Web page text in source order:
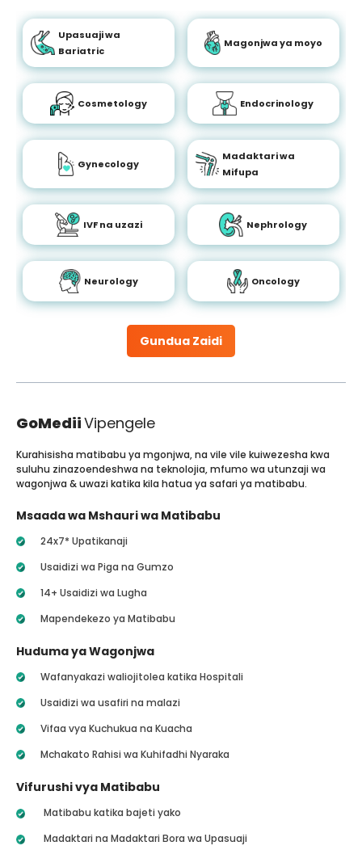
Gundua Zaidi
Upasuaji wa
Bariatric
Magonjwa ya moyo
Cosmetology Endocrinology
Gynecology
Madaktari wa
Mifupa
IVF na uzazi Nephrology
Neurology Oncology
GoMediiVipengele
Kurahisisha matibabu ya mgonjwa, na vile vile kuiwezesha kwa
suluhu zinazoendeshwa na teknolojia, mfumo wa utunzaji wa
wagonjwa & uwazi katika kila hatua ya safari ya matibabu.
Msaada wa Mshauri wa Matibabu
24x7* Upatikanaji
Usaidizi wa Piga na Gumzo
14+ Usaidizi wa Lugha
Mapendekezo ya Matibabu
Huduma ya Wagonjwa
Wafanyakazi waliojitolea katika Hospitali
Usaidizi wa usafiri na malazi
Vifaa vya Kuchukua na Kuacha
Mchakato Rahisi wa Kuhifadhi Nyaraka
Vifurushi vya Matibabu
Matibabu katika bajeti yako
Madaktari na Madaktari Bora wa Upasuaji